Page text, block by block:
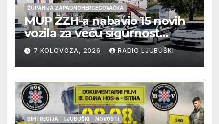
ŽUPANIJA ZAPADNOHERCEGOVAČKA
MUP ŽZH-a nabavio 15 novih
vozila za veću sigurnost
građana i učinkovitiji rad
policije
7 KOLOVOZA, 2026 RADIO LJUBUŠKI
BIH I REGIJA LJUBUŠKI NOVOSTI